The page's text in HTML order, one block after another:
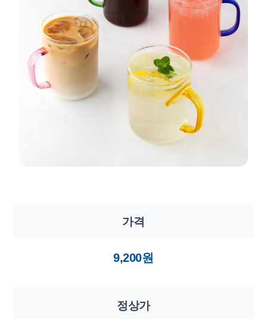
가격
9,200원
정상가